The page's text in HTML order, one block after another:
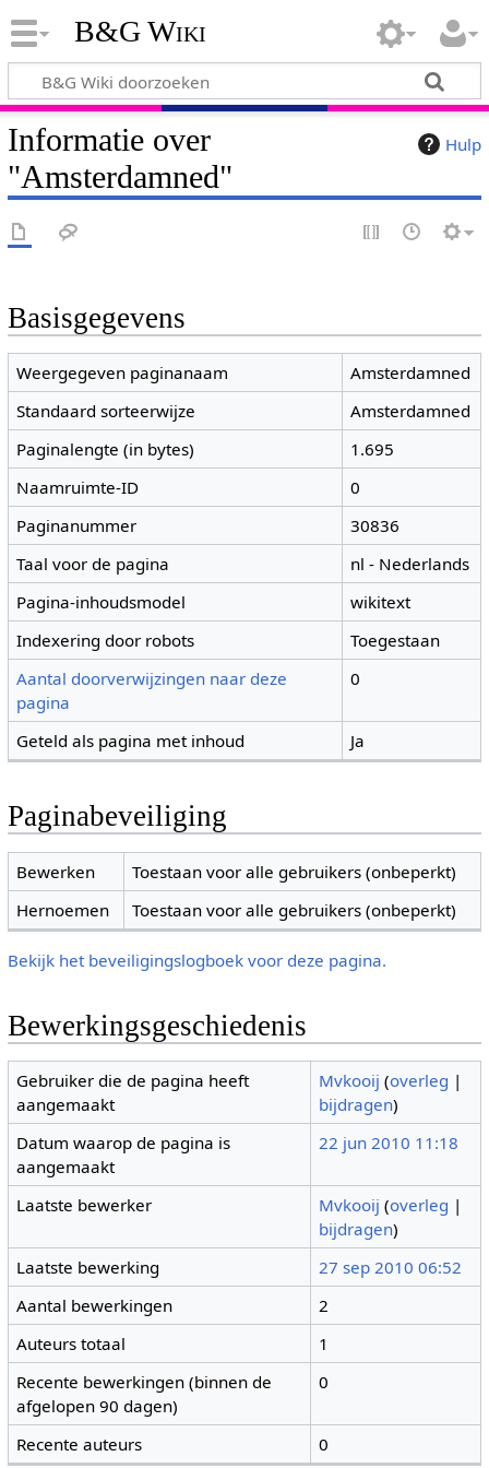
B&G Wiki
Hulp
Informatie over
"Amsterdamned"
Basisgegevens
Weergegeven paginanaam
Amsterdamned
Standaard sorteerwijze
Amsterdamned
Paginalengte (in bytes)
1.695
Naamruimte-ID
0
Paginanummer
30836
Taal voor de pagina
nl - Nederlands
Pagina-inhoudsmodel
wikitext
Indexering door robots
Toegestaan
Aantal doorverwijzingen naar deze
pagina
0
Geteld als pagina met inhoud Ja
Paginabeveiliging
Bewerken
Toestaan voor alle gebruikers (onbeperkt)
Hernoemen
Toestaan voor alle gebruikers (onbeperkt)
Bekijk het beveiligingslogboek voor deze pagina.
Bewerkingsgeschiedenis
Gebruiker die de pagina heeft
aangemaakt
Mvkooij (overleg |
bijdragen)
Datum waarop de pagina is
aangemaakt
22 jun 2010 11:18
Laatste bewerker Mvkooij (overleg |
bijdragen)
Laatste bewerking
27 sep 2010 06:52
Aantal bewerkingen
2
Auteurs totaal
1
Recente bewerkingen (binnen de
afgelopen 90 dagen)
0
Recente auteurs 0